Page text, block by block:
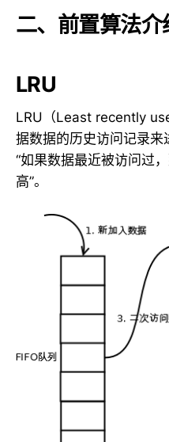
二、前置算法介
LRU
LRU（Least recently
据数据的历史访问记录
“如果数据最近被访问过
高”。